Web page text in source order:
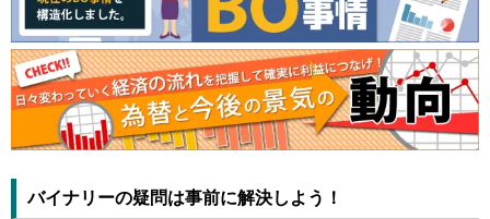
バイナリーの疑問は事前に解決しよう！